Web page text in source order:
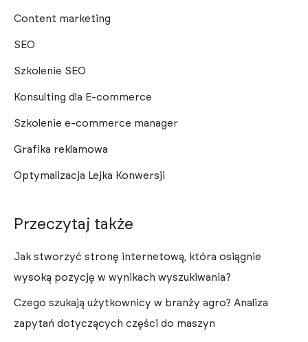
Content marketing
SEO
Szkolenie SEO
Konsulting dla E-commerce
Szkolenie e-commerce manager
Grafika reklamowa
Optymalizacja Lejka Konwersji
Przeczytaj także
Jak stworzyć stronę internetową, która osiągnie
wysoką pozycję w wynikach wyszukiwania?
Czego szukają użytkownicy w branży agro? Analiza
zapytań dotyczących części do maszyn